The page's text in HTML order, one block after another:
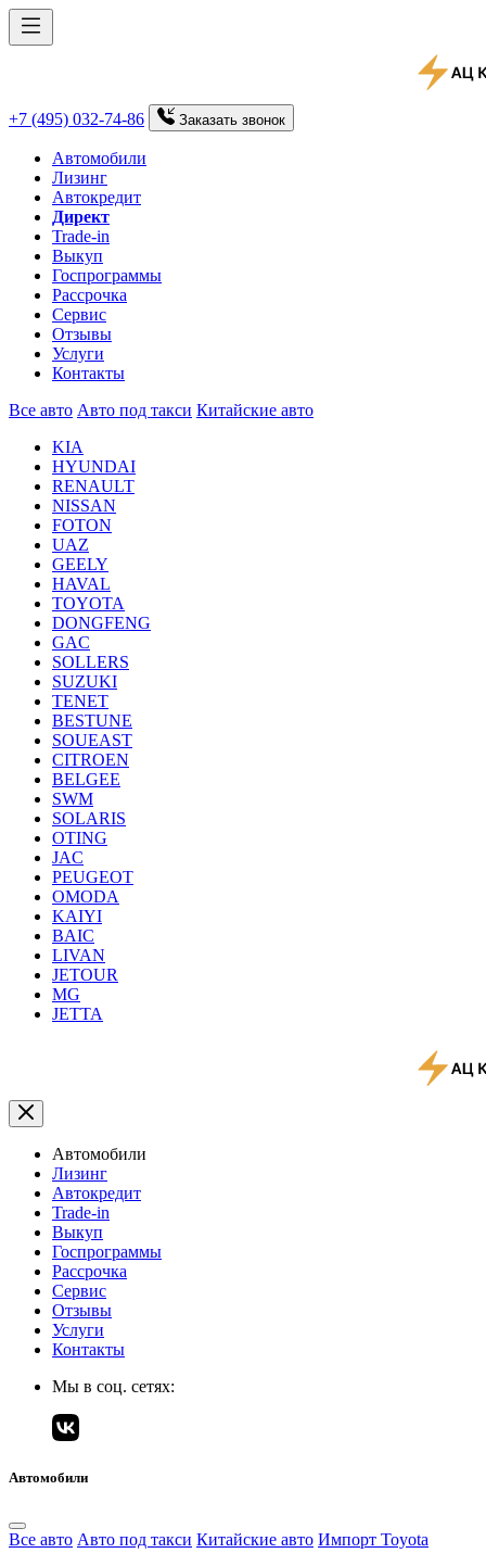
+7 (495) 032-74-86 Заказать звонок
Автомобили
Лизинг
Автокредит
Директ
Trade-in
Выкуп
Госпрограммы
Рассрочка
Сервис
Отзывы
Услуги
Контакты
Все авто Авто под такси Китайские авто
KIA
HYUNDAI
RENAULT
NISSAN
FOTON
UAZ
GEELY
HAVAL
TOYOTA
DONGFENG
GAC
SOLLERS
SUZUKI
TENET
BESTUNE
SOUEAST
CITROEN
BELGEE
SWM
SOLARIS
OTING
JAC
PEUGEOT
OMODA
KAIYI
BAIC
LIVAN
JETOUR
MG
JETTA
Автомобили
Лизинг
Автокредит
Trade-in
Выкуп
Госпрограммы
Рассрочка
Сервис
Отзывы
Услуги
Контакты
Мы в соц. сетях:
Автомобили
Все авто Авто под такси Китайские авто Импорт Toyota